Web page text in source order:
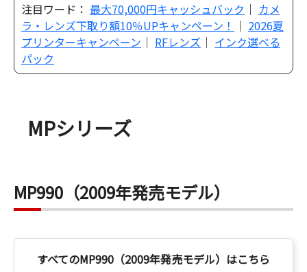
注目ワード： 最大70,000円キャッシュバック ｜ カメ
ラ・レンズ下取り額10％UPキャンペーン！
｜ 2026夏
プリンターキャンペーン ｜ RFレンズ ｜ インク選べる
パック
MPシリーズ
MP990（2009年発売モデル）
すべてのMP990（2009年発売モデル）はこちら